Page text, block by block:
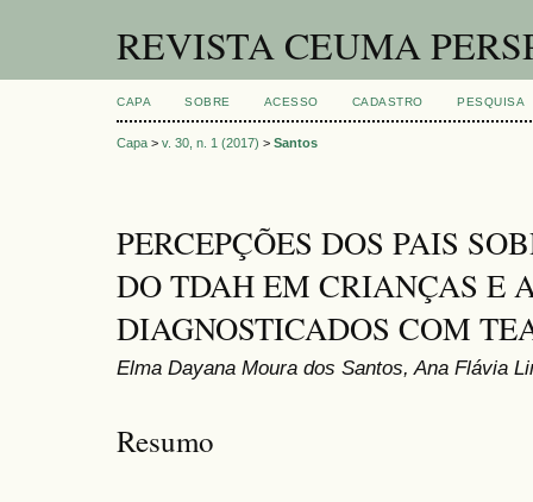
REVISTA CEUMA
CAPA SOBRE ACESSO CADASTRO PESQUISA
Capa > v. 30, n. 1 (2017) > Santos
PERCEPÇÕES DOS PAIS
DO TDAH EM CRIANÇAS E
DIAGNOSTICADOS COM
Elma Dayana Moura dos Santos, Ana Flávia
Resumo